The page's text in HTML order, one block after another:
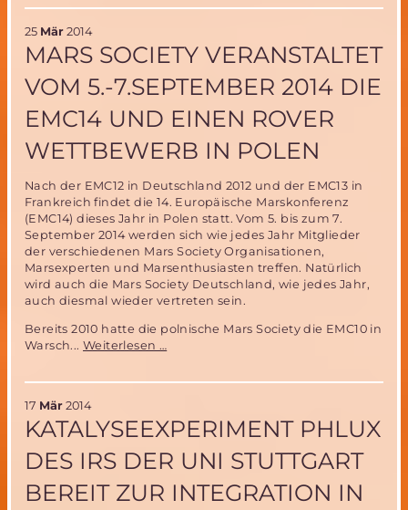
es
25 Mär 2014
MARS SOCIETY VERANSTALTET
VOM 5.-7.SEPTEMBER 2014 DIE
EMC14 UND EINEN ROVER
WETTBEWERB IN POLEN
Nach der EMC12 in Deutschland 2012 und der EMC13 in
Frankreich findet die 14. Europäische Marskonferenz
(EMC14) dieses Jahr in Polen statt. Vom 5. bis zum 7.
September 2014 werden sich wie jedes Jahr Mitglieder
der verschiedenen Mars Society Organisationen,
Marsexperten und Marsenthusiasten treffen. Natürlich
wird auch die Mars Society Deutschland, wie jedes Jahr,
auch diesmal wieder vertreten sein.
Bereits 2010 hatte die polnische Mars Society die EMC10 in
Warsch...Weiterlesen …
2014
EMC14
einen
17 Mär 2014
KATALYSEEXPERIMENT PHLUX
DES IRS DER UNI STUTTGART
BEREIT ZUR INTEGRATION IN